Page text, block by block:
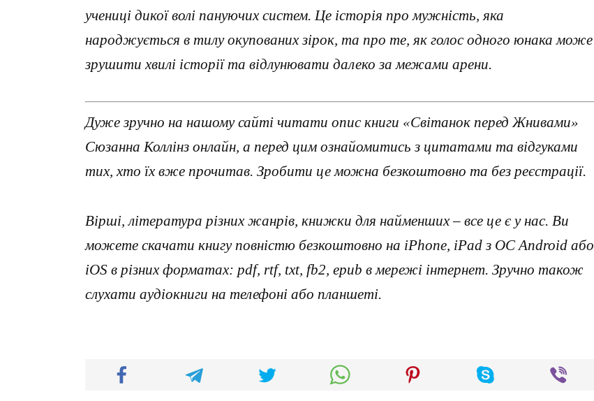
учениці дикої волі пануючих систем. Це історія про мужність, яка
народжується в тилу окупованих зірок, та про те, як голос одного юнака може
зрушити хвилі історії та відлунювати далеко за межами арени.
Дуже зручно на нашому сайті читати опис книги «Світанок перед Жнивами»
Сюзанна Коллінз онлайн, а перед цим ознайомитись з цитатами та відгуками
тих, хто їх вже прочитав. Зробити це можна безкоштовно та без реєстрації.
Вірші, література різних жанрів, книжки для найменших – все це є у нас. Ви
можете скачати книгу повністю безкоштовно на iPhone, iPad з ОС Android або
iOS в різних форматах: pdf, rtf, txt, fb2, epub в мережі інтернет. Зручно також
слухати аудіокниги на телефоні або планшеті.